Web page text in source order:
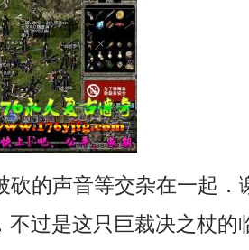
的声音等交杂在一起．
不过是这只巨裁决之杖的